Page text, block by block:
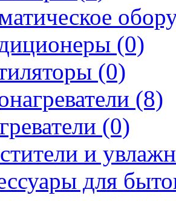
(0)
(0)
(8)
(0)
и
для